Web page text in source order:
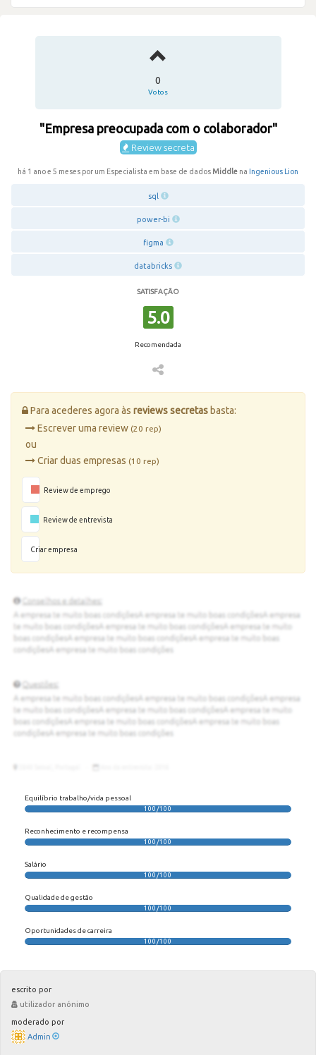
0
Votos
"Empresa preocupada com o colaborador"
Review secreta
há 1 ano e 5 meses por um Especialista em base de dados Middle na Ingenious Lion
sql
power-bi
figma
databricks
SATISFAÇÃO
5.0
Recomendada
Para acederes agora às reviews secretas basta:
Escrever uma review (20 rep)
ou
Criar duas empresas (10 rep)
Review de emprego
Review de entrevista
Criar empresa
Equilíbrio trabalho/vida pessoal
100/100
Reconhecimento e recompensa
100/100
Salário
100/100
Qualidade de gestão
100/100
Oportunidades de carreira
100/100
escrito por
utilizador anónimo
moderado por
Admin